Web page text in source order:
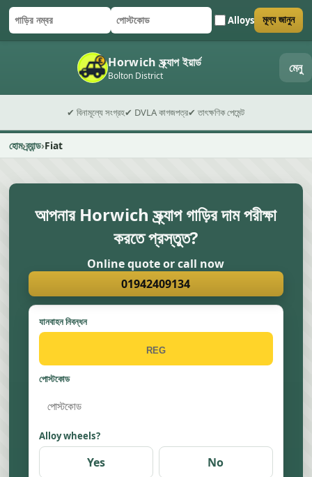
গাড়ির নম্বর
পোস্টকোড Alloys
ফর্ম জমা দিন মূল্য জানুন
Horwich স্ক্র্যাপ ইয়ার্ড
Bolton District মেনু
✔ বিনামূল্যে সংগ্রহ✔ DVLA কাগজপত্র✔ তাৎক্ষণিক পেমেন্ট
হোম ব্র্যান্ড Fiat
আপনার Horwich স্ক্র্যাপ গাড়ির দাম পরীক্ষা
করতে প্রস্তুত?
Online quote or call now
01942409134
যানবাহন নিবন্ধন
পোস্টকোড
Alloy wheels?
Yes No